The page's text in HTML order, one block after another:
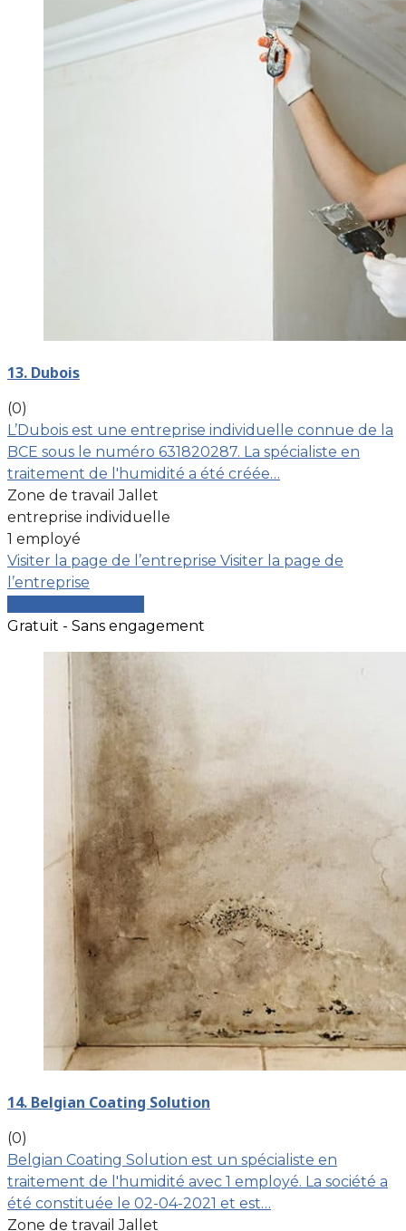
13. Dubois
(0)
L’Dubois est une entreprise individuelle connue de la
BCE sous le numéro 631820287. La spécialiste en
traitement de l'humidité a été créée…
Zone de travail Jallet
entreprise individuelle
1 employé
Visiter la page de l’entreprise Visiter la page de
l’entreprise
Gratuit - Sans engagement
14. Belgian Coating Solution
(0)
Belgian Coating Solution est un spécialiste en
traitement de l'humidité avec 1 employé. La société a
été constituée le 02-04-2021 et est…
Zone de travail Jallet